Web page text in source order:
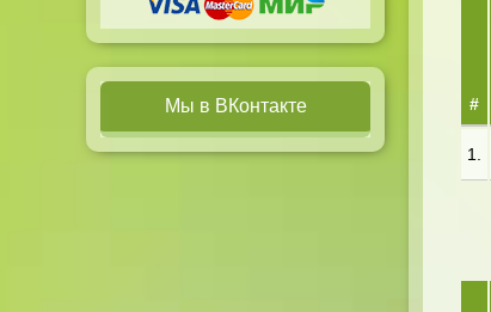
Мы в ВКонтакте #
1.